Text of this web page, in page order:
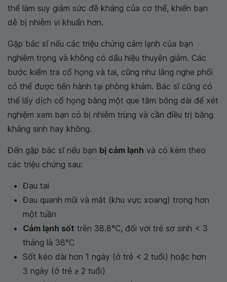
thể làm suy giảm sức đề kháng của cơ thể, khiến bạn
dễ bị nhiễm vi khuẩn hơn.
Gặp bác sĩ nếu các triệu chứng cảm lạnh của bạn
nghiêm trọng và không có dấu hiệu thuyên giảm. Các
bước kiểm tra cổ họng và tai, cũng như lắng nghe phổi
có thể được tiến hành tại phòng khám. Bác sĩ cũng có
thể lấy dịch cổ họng bằng một que tăm bông dài để xét
nghiệm xem bạn có bị nhiễm trùng và cần điều trị bằng
kháng sinh hay không.
Đến gặp bác sĩ nếu bạn bị cảm lạnh và có kèm theo
các triệu chứng sau:
Đau tai
Đau quanh mũi và mắt (khu vực xoang) trong hơn
một tuần
Cảm lạnh sốt trên 38.8°C, đối với trẻ sơ sinh < 3
tháng là 38°C
Sốt kéo dài hơn 1 ngày (ở trẻ < 2 tuổi) hoặc hơn
3 ngày (ở trẻ ≥ 2 tuổi)